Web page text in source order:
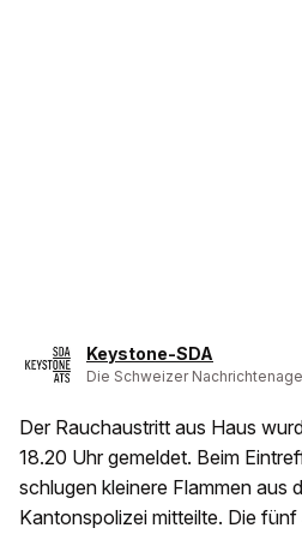
Keystone-SDA
Die Schweizer
Der Rauchaustritt aus Haus
18.20 Uhr gemeldet. Beim
schlugen kleinere Flammen aus
Kantonspolizei mitteilte. Die